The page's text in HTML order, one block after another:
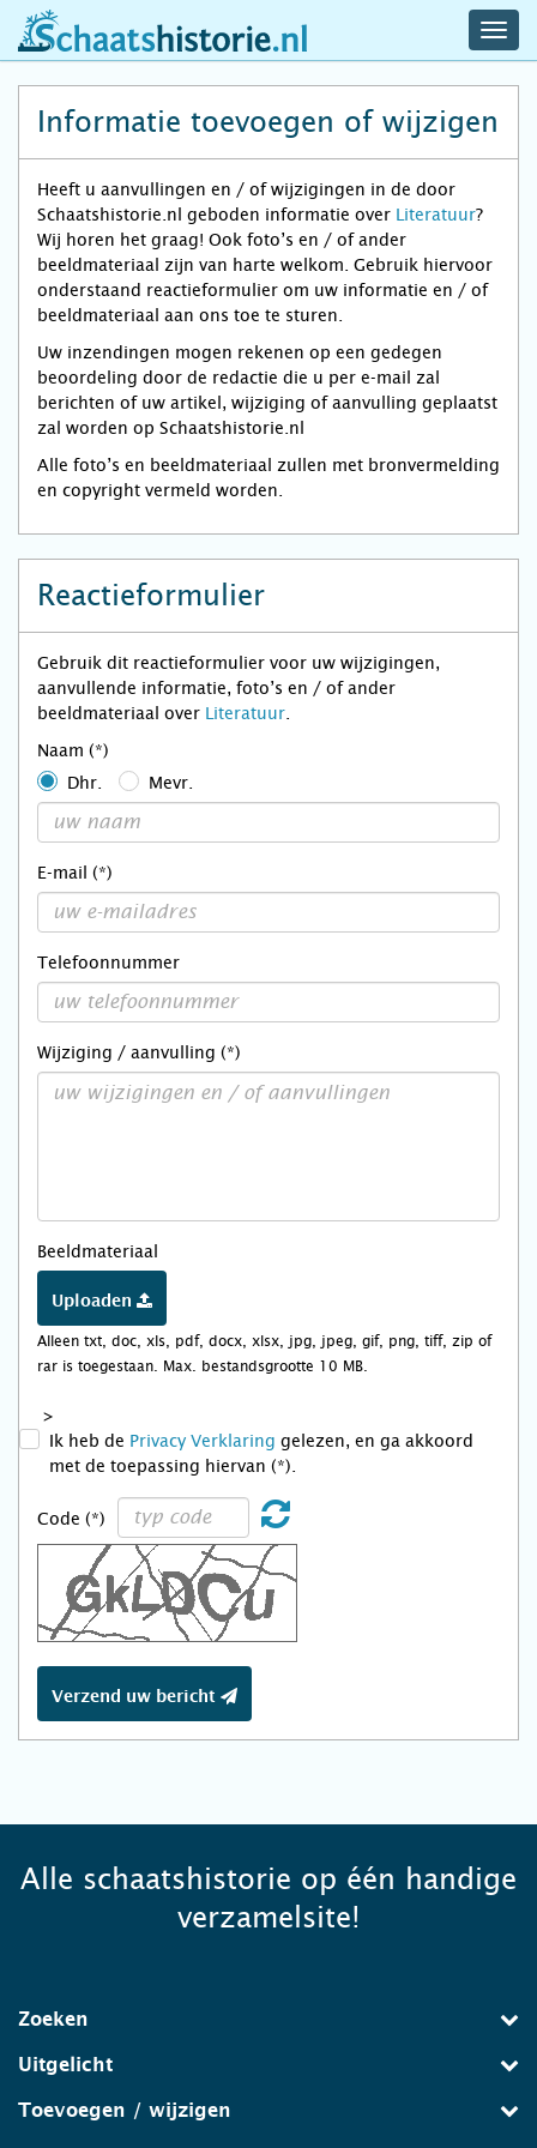
schaatshistorie.nl
Informatie toevoegen of wijzigen
Heeft u aanvullingen en / of wijzigingen in de door
Schaatshistorie.nl geboden informatie over Literatuur?
Wij horen het graag! Ook foto’s en / of ander
beeldmateriaal zijn van harte welkom. Gebruik hiervoor
onderstaand reactieformulier om uw informatie en / of
beeldmateriaal aan ons toe te sturen.
Uw inzendingen mogen rekenen op een gedegen
beoordeling door de redactie die u per e-mail zal
berichten of uw artikel, wijziging of aanvulling geplaatst
zal worden op Schaatshistorie.nl
Alle foto’s en beeldmateriaal zullen met bronvermelding
en copyright vermeld worden.
Reactieformulier
Gebruik dit reactieformulier voor uw wijzigingen,
aanvullende informatie, foto’s en / of ander
beeldmateriaal over Literatuur
Naam (*)
Dhr.
Mevr.
E-mail (*)
Telefoonnummer
Wijziging / aanvulling (*)
Beeldmateriaal
Uploaden
Alleen txt, doc, xls, pdf, docx, xlsx, jpg, jpeg, gif, png, tiff, zip of
rar is toegestaan. Max. bestandsgrootte 10 MB.
>
Ik heb de Privacy Verklaring gelezen, en ga akkoord
met de toepassing hiervan (*).
Code (*)
Verzend uw bericht
Alle schaatshistorie op één handige
verzamelsite!
Zoeken
Uitgelicht
Toevoegen / wijzigen